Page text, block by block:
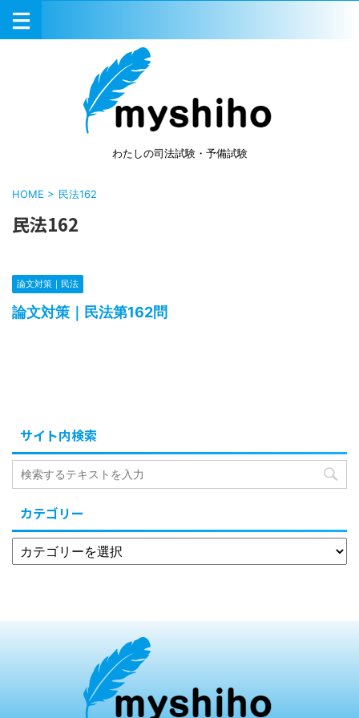
わたしの司法試験・予備試験
HOME > 民法162
民法162
論文対策｜民法
論文対策｜民法第162問
サイト内検索
カテゴリー